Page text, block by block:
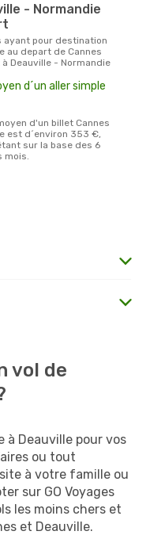
au depart de Cannes
Deauville - Normandie
d´un aller simple
est d´environ 353 €,
sur la base des 6
mois.
vol de
à Deauville pour vos
ou tout
à votre famille ou
sur GO Voyages
les moins chers et
et Deauville.